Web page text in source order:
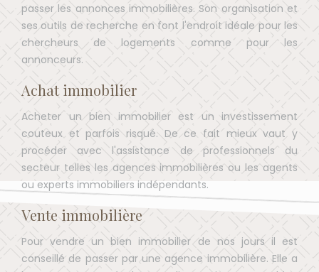
passer les annonces immobilières. Son organisation et
ses outils de recherche en font l'endroit idéale pour les
chercheurs de logements comme pour les
annonceurs.
Achat immobilier
Acheter un bien immobilier est un investissement
couteux et parfois risqué. De ce fait mieux vaut y
procéder avec l'assistance de professionnels du
secteur telles les agences immobilières ou les agents
ou experts immobiliers indépendants.
Vente immobilière
Pour vendre un bien immobilier de nos jours il est
conseillé de passer par une agence immobilière. Elle a